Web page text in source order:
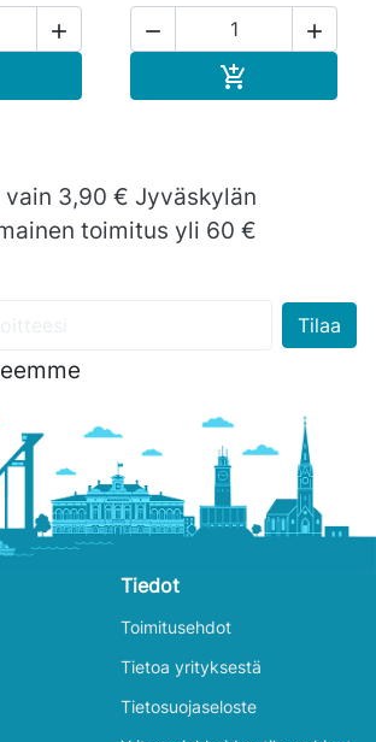
  

3,90 € Jyväskylän
toimitus yli 60 €
Tiedot
Toimitusehdot
Tietoa yrityksestä
Tietosuojaseloste